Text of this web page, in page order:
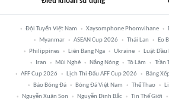
Đội Tuyển Việt Nam Xaysomphone Phomvihane
Myanmar
ASEAN Cup 2026 Thái Lan Eo
Philippines
Liên Bang Nga Ukraine Luật Dầu
Iran
Mũi Nghê Nắng Nóng Tô Lâm Trần
AFF Cup 2026
Lịch Thi Đấu AFF Cup 2026 Bảng
Báo Bóng Đá
Bóng Đá Việt Nam Thể Thao
Nguyễn Xuân Son
Nguyễn Đình Bắc Tin Thế Giới